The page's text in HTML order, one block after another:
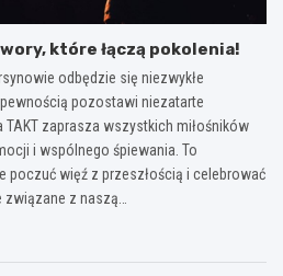
które łączą pokolenia!
odbędzie się niezwykłe
pozostawi niezatarte
zaprasza wszystkich miłośników
i wspólnego śpiewania. To
poczuć więź z przeszłością i celebrować
z naszą…